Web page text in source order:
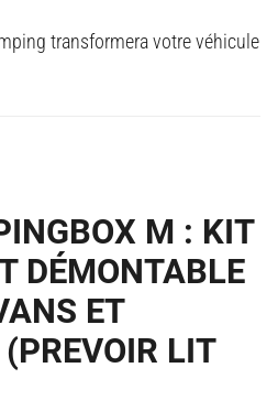
transformera votre véhicule
M : KIT
DÉMONTABLE
ET
LIT